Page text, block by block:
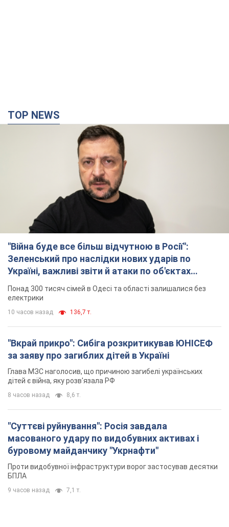
TOP NEWS
"Війна буде все більш відчутною в Росії":
Зеленський про наслідки нових ударів по
Україні, важливі звіти й атаки по об'єктах
ворога. Відео
Понад 300 тисяч сімей в Одесі та області залишалися без
електрики
10 часов назад 136,7 т.
"Вкрай прикро": Сибіга розкритикував ЮНІСЕФ
за заяву про загиблих дітей в Україні
Глава МЗС наголосив, що причиною загибелі українських
дітей є війна, яку розв'язала РФ
8 часов назад 8,6 т.
"Суттєві руйнування": Росія завдала
масованого удару по видобувних активах і
буровому майданчику "Укрнафти"
Проти видобувної інфраструктури ворог застосував десятки
БПЛА
9 часов назад 7,1 т.